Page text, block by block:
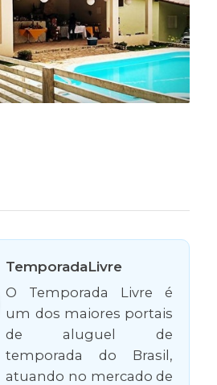
TemporadaLivre
O Temporada Livre é
um dos maiores portais
de aluguel de
temporada do Brasil,
atuando no mercado de